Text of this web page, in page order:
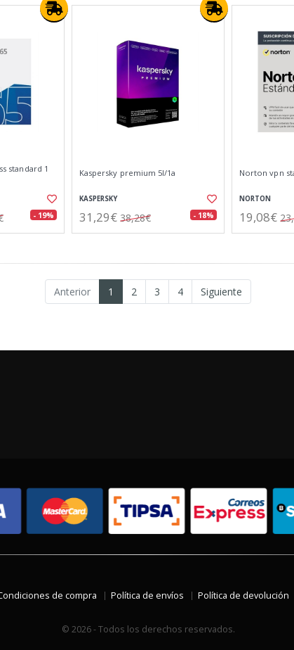
standard 1
- 19%
Kaspersky premium 5l/1a
KASPERSKY
31,29€ 38,28€ - 18%
Norton vpn
NORTON
19,08€
Anterior 1 2 3 4 Siguiente
de compra Política de envíos Política de devolución
© 2026 - Todos los derechos reservados.